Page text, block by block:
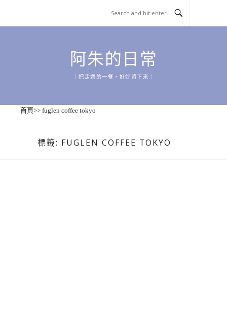
content
阿朱的日常
｜把走過的一餐，好好留下來｜
首頁>> fuglen coffee tokyo
標籤: FUGLEN COFFEE TOKYO